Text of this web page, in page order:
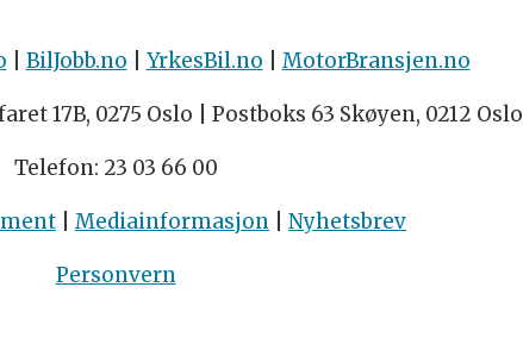
BilJobb.no YrkesBil.no MotorBransjen.no
17B, 0275 Oslo | Postboks 63 Skøyen, 0212 Oslo
Telefon: 23 03 66 00
Mediainformasjon Nyhetsbrev
Personvern